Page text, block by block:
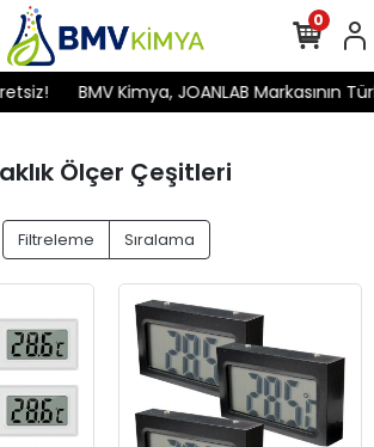
BMV Kimya, JOANLAB Markasının
0
Ölçer Çeşitleri
Filtreleme Sıralama